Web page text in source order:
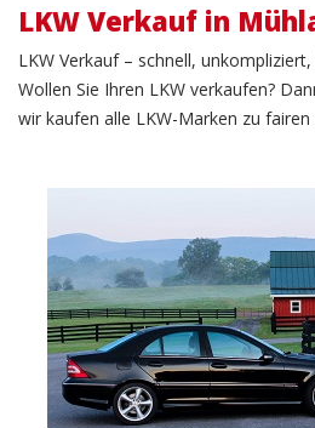
LKW Verkauf in
LKW Verkauf – schnell,
Wollen Sie Ihren LKW verkaufen?
wir kaufen alle LKW-Marken zu fairen
PKW